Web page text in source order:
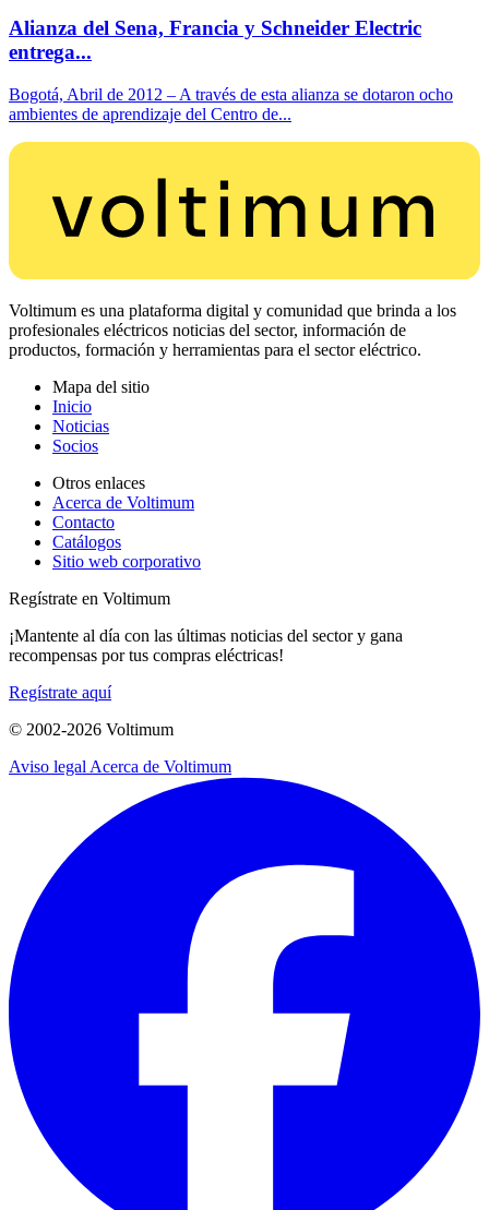
Alianza del Sena, Francia y Schneider Electric
entrega...
Bogotá, Abril de 2012 – A través de esta alianza se dotaron ocho
ambientes de aprendizaje del Centro de...
Voltimum es una plataforma digital y comunidad que brinda a los
profesionales eléctricos noticias del sector, información de
productos, formación y herramientas para el sector eléctrico.
Mapa del sitio
Inicio
Noticias
Socios
Otros enlaces
Acerca de Voltimum
Contacto
Catálogos
Sitio web corporativo
Regístrate en Voltimum
¡Mantente al día con las últimas noticias del sector y gana
recompensas por tus compras eléctricas!
Regístrate aquí
© 2002-2026 Voltimum
Aviso legal Acerca de Voltimum